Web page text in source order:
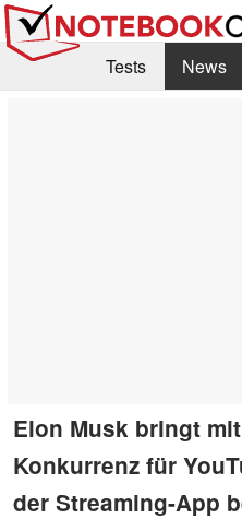
Tests News
Elon Musk bringt
Konkurrenz für
der Streaming-App